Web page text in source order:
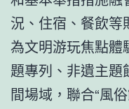
況、住宿、餐飲等
為文明游玩焦點體
題專列、非遺主
間場域，聯合“風